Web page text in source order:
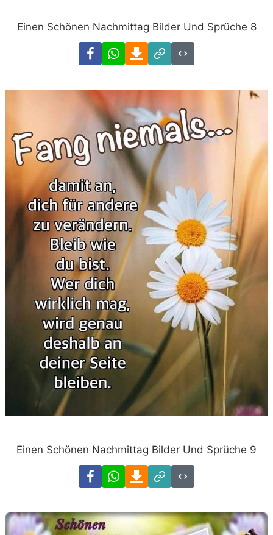
Einen Schönen Nachmittag Bilder Und Sprüche 8
FacebookWhatsAppDownload
Link
Code
Einen Schönen Nachmittag Bilder Und Sprüche 9
FacebookWhatsAppDownload
Link
Code